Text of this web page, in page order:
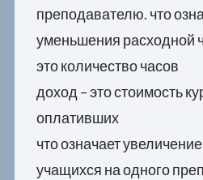
преподавателю. что
уменьшения расходной
это количество часов
доход – это стоимость
оплативших
что означает
учащихся на одного